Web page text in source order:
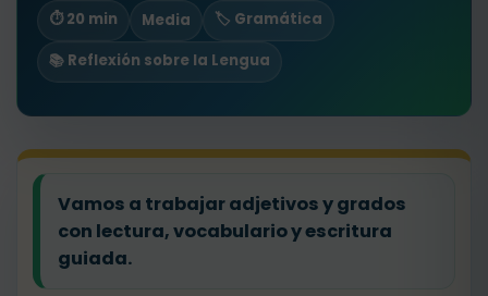
⏱ 20 min
Media
🏷️ Gramática
📚 Reflexión sobre la Lengua
Vamos a trabajar adjetivos y grados
con lectura, vocabulario y escritura
guiada.